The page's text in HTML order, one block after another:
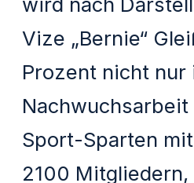
Vize „Bernie“
Prozent nicht nur
Nachwuchsarbeit
Sport-Sparten
2100